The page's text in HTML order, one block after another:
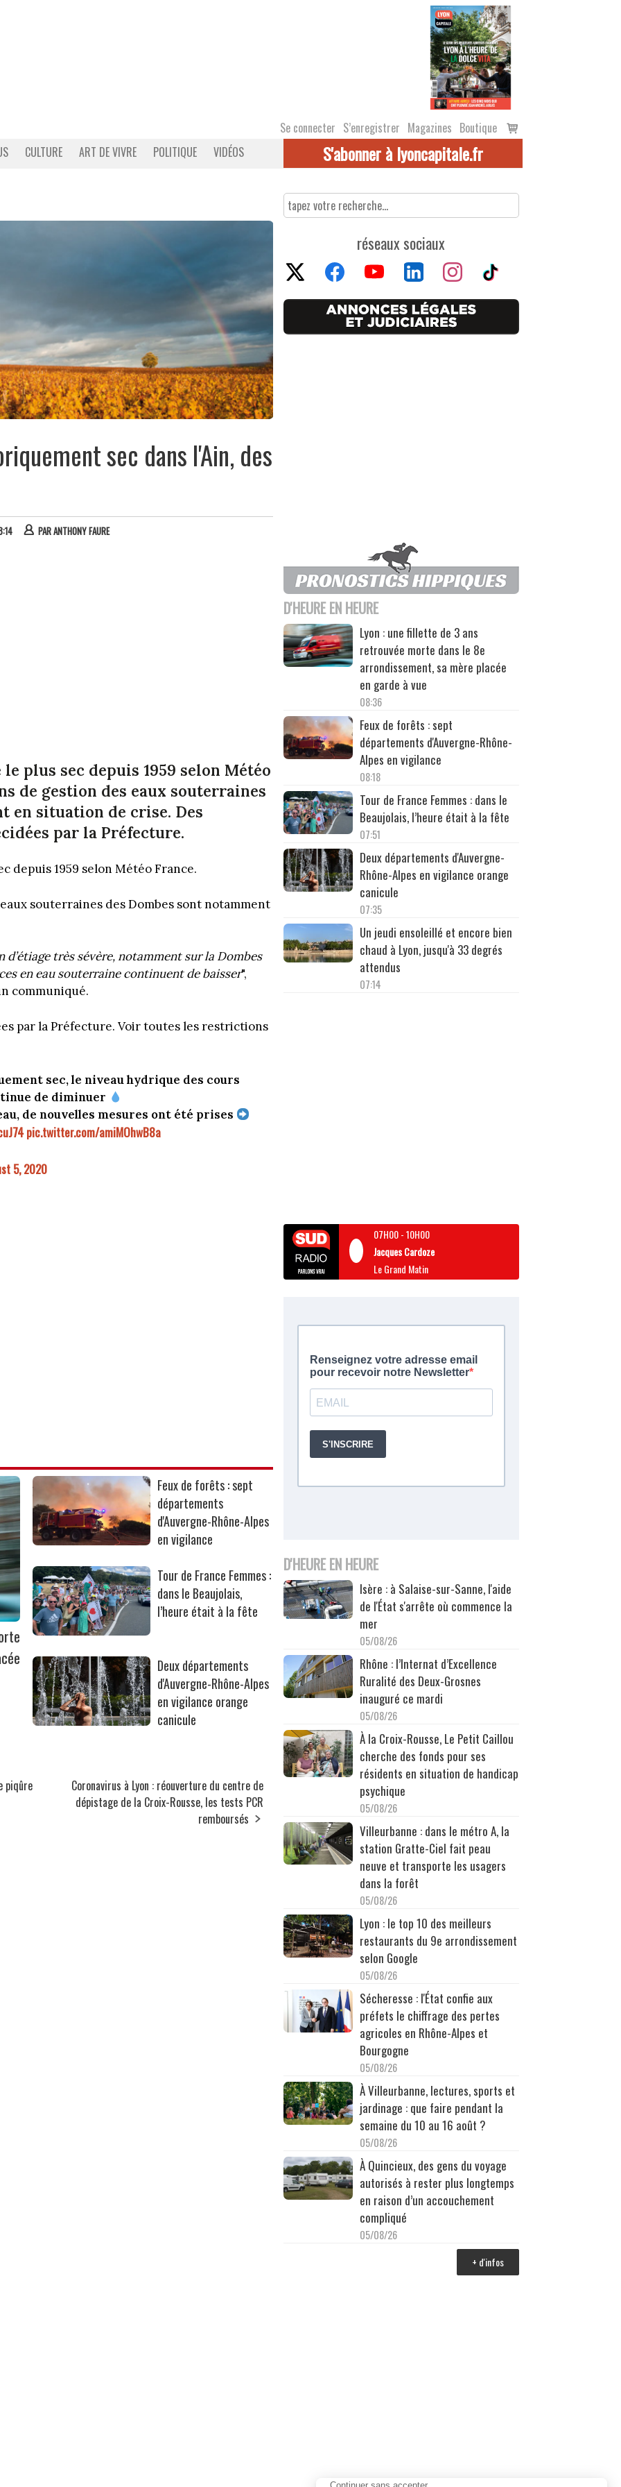
Se connecter S’enregistrer Magazines Boutique
Voir
le
CULTURE ART DE VIVRE POLITIQUE VIDÉOS S'abonner à lyoncapitale.fr
sec dans l'Ain, des
PARANTHONY FAURE
plus sec depuis 1959 selon Météo
de gestion des eaux souterraines
en situation de crise. Des
par la Préfecture.
depuis 1959 selon Météo France.
souterraines des Dombes sont notamment
d’étiage très sévère, notamment sur la Dombes
en eau souterraine continuent de baisser",
communiqué.
par la Préfecture. Voir toutes les restrictions
sec, le niveau hydrique des cours
de diminuer
de nouvelles mesures ont été prises
pic.twitter.com/amiMOhwB8a
5, 2020
Feux de forêts : sept
départements
d'Auvergne-Rhône-Alpes
en vigilance
Tour de France Femmes :
dans le Beaujolais,
l’heure était à la fête
Deux départements
d'Auvergne-Rhône-Alpes
en vigilance orange
canicule
piqûre
Coronavirus à Lyon : réouverture du centre de
dépistage de la Croix-Rousse, les tests PCR
remboursés
réseaux sociaux
D'HEURE EN HEURE
Lyon : une fillette de 3 ans
retrouvée morte dans le 8e
arrondissement, sa mère placée
en garde à vue
08:36
Feux de forêts : sept
départements d'Auvergne-Rhône-
Alpes en vigilance
08:18
Tour de France Femmes : dans le
Beaujolais, l’heure était à la fête
07:51
Deux départements d'Auvergne-
Rhône-Alpes en vigilance orange
canicule
07:35
Un jeudi ensoleillé et encore bien
chaud à Lyon, jusqu'à 33 degrés
attendus
07:14
07H00-10H00
Jacques Cardoze
Le Grand Matin
D'HEURE EN HEURE
Isère : à Salaise-sur-Sanne, l'aide
de l'État s'arrête où commence la
mer
05/08/26
Rhône : l’Internat d’Excellence
Ruralité des Deux-Grosnes
inauguré ce mardi
05/08/26
À la Croix-Rousse, Le Petit Caillou
cherche des fonds pour ses
résidents en situation de handicap
psychique
05/08/26
Villeurbanne : dans le métro A, la
station Gratte-Ciel fait peau
neuve et transporte les usagers
dans la forêt
05/08/26
Lyon : le top 10 des meilleurs
restaurants du 9e arrondissement
selon Google
05/08/26
Sécheresse : l'État confie aux
préfets le chiffrage des pertes
agricoles en Rhône-Alpes et
Bourgogne
05/08/26
À Villeurbanne, lectures, sports et
jardinage : que faire pendant la
semaine du 10 au 16 août ?
05/08/26
À Quincieux, des gens du voyage
autorisés à rester plus longtemps
en raison d’un accouchement
compliqué
05/08/26
+ d'infos